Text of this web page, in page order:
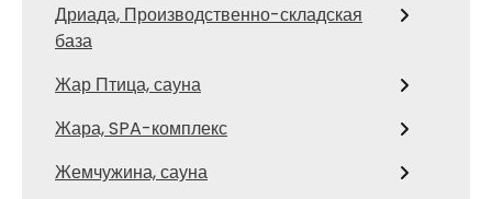
Дриада, Производственно-складская
база
Жар Птица, сауна
Жара, SPA-комплекс
Жемчужина, сауна